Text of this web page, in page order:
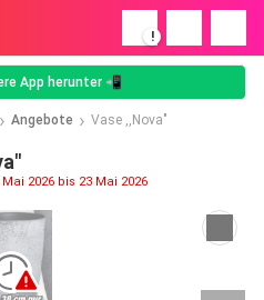
!
App herunter 📲
Angebote Vase ,,Nova"
2026 bis 23 Mai 2026